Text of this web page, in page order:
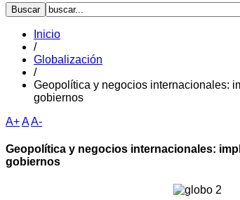
Inicio
/
Globalización
/
Geopolítica y negocios internacionales:
gobiernos
A+AA-
Geopolítica y negocios internacionales:
gobiernos